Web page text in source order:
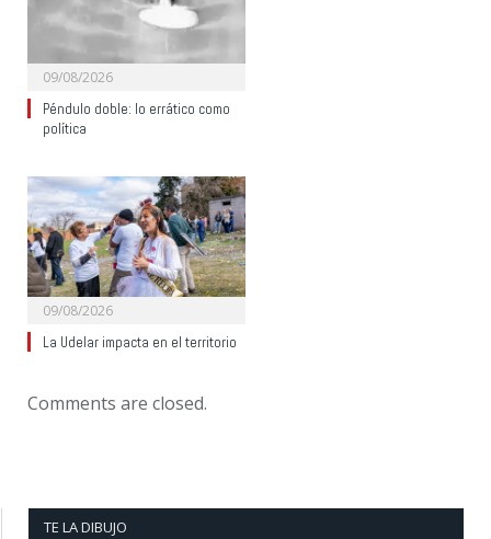
09/08/2026
Péndulo doble: lo errático como
política
09/08/2026
La Udelar impacta en el territorio
Comments are closed.
TE LA DIBUJO